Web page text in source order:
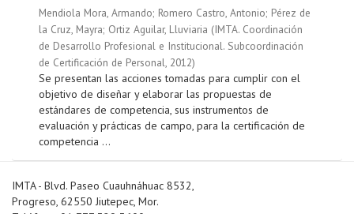
Mendiola Mora, Armando; Romero Castro, Antonio; Pérez de
la Cruz, Mayra; Ortiz Aguilar, Lluviaria (IMTA. Coordinación
de Desarrollo Profesional e Institucional. Subcoordinación
de Certificación de Personal, 2012)
Se presentan las acciones tomadas para cumplir con el
objetivo de diseñar y elaborar las propuestas de
estándares de competencia, sus instrumentos de
evaluación y prácticas de campo, para la certificación de
competencia ...
IMTA - Blvd. Paseo Cuauhnáhuac 8532,
Progreso, 62550 Jiutepec, Mor.